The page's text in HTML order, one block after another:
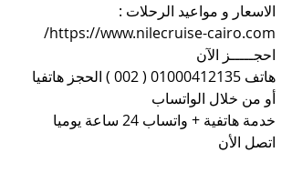
الاسعار و مواعيد الرحلات :
https://www.nilecruise-cairo.com/
احجـــــز الآن
هاتف 01000412135 ( 002 ) الحجز هاتفيا
أو من خلال الواتساب
خدمة هاتفية + واتساب 24 ساعة يوميا
اتصل الأن